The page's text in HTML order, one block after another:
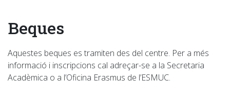
Beques
Aquestes beques es tramiten des del centre. Per a més
informació i inscripcions cal adreçar-se a la Secretaria
Acadèmica o a l’Oficina Erasmus de l’ESMUC.